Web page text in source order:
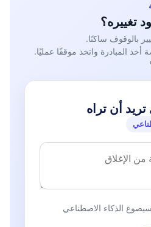
تغييره؟
بالوقوف ساكنًا.
المبادرة واتخذ موقفًا عمليًا.
أن تراه
الذكاء الاصطناعي